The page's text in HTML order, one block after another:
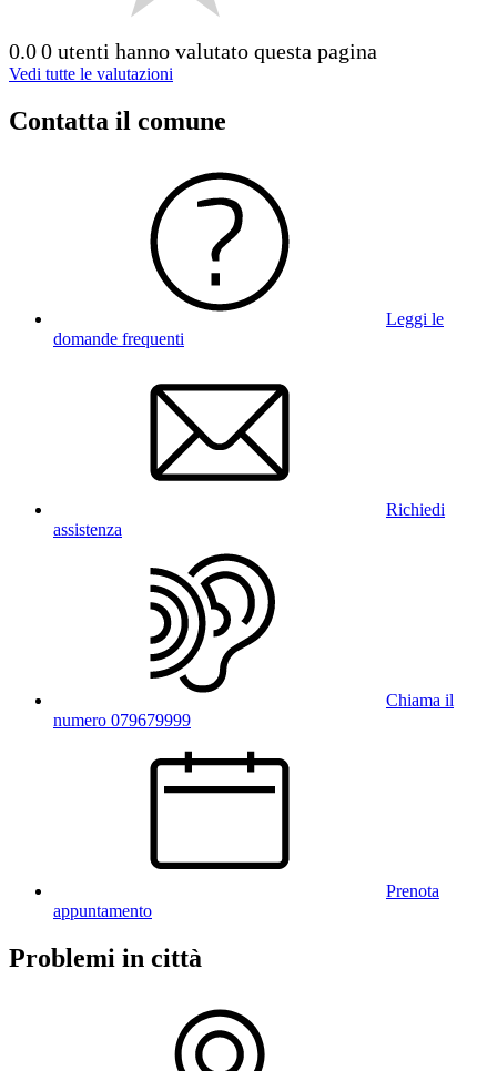
0.00 utenti hanno valutato questa pagina
Vedi tutte le valutazioni
Contatta il comune
Leggi le
domande frequenti
Richiedi
assistenza
Chiama il
numero 079679999
Prenota
appuntamento
Problemi in città